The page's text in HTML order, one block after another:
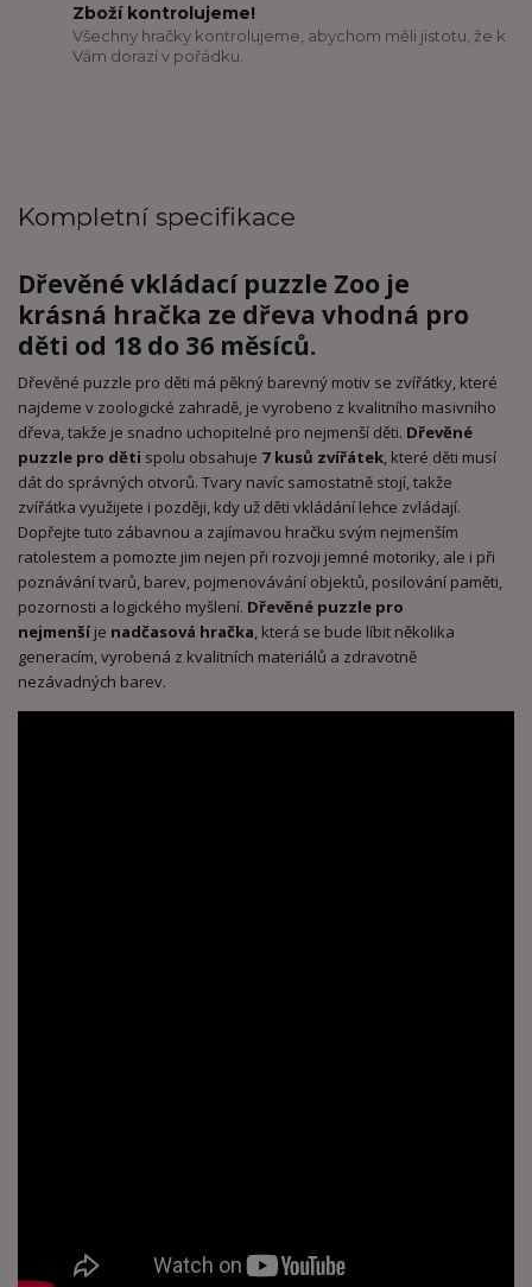
Zboží kontrolujeme!
Všechny hračky kontrolujeme, abychom měli jistotu, že k
Vám dorazí v pořádku.
Kompletní specifikace
Dřevěné vkládací puzzle Zoo je
krásná hračka ze dřeva vhodná pro
děti od 18 do 36 měsíců.
Dřevěné puzzle pro děti má pěkný barevný motiv se zvířátky, které
najdeme v zoologické zahradě, je vyrobeno z kvalitního masivního
dřeva, takže je snadno uchopitelné pro nejmenší děti. Dřevěné
puzzle pro děti spolu obsahuje 7 kusů zvířátek, které děti musí
dát do správných otvorů. Tvary navíc samostatně stojí, takže
zvířátka využijete i později, kdy už děti vkládání lehce zvládají.
Dopřejte tuto zábavnou a zajímavou hračku svým nejmenším
ratolestem a pomozte jim nejen při rozvoji jemné motoriky, ale i při
poznávání tvarů, barev, pojmenovávání objektů, posilování paměti,
pozornosti a logického myšlení. Dřevěné puzzle pro
nejmenšíje nadčasová hračka, která se bude líbit několika
generacím, vyrobená z kvalitních materiálů a zdravotně
nezávadných barev.